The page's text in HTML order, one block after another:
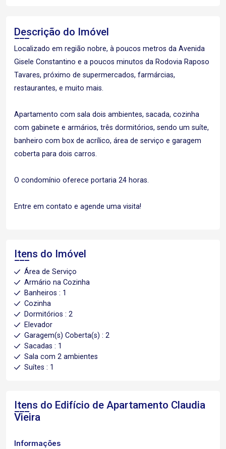
Descrição do Imóvel
Localizado em região nobre, à poucos metros da Avenida
Gisele Constantino e a poucos minutos da Rodovia Raposo
Tavares, próximo de supermercados, farmárcias,
restaurantes, e muito mais.
Apartamento com sala dois ambientes, sacada, cozinha
com gabinete e armários, três dormitórios, sendo um suíte,
banheiro com box de acrílico, área de serviço e garagem
coberta para dois carros.
O condomínio oferece portaria 24 horas.
Entre em contato e agende uma visita!
Itens do Imóvel
Área de Serviço
Armário na Cozinha
Banheiros : 1
Cozinha
Dormitórios : 2
Elevador
Garagem(s) Coberta(s) : 2
Sacadas : 1
Sala com 2 ambientes
Suítes : 1
Itens do Edifício de Apartamento Claudia
Vieira
Informações